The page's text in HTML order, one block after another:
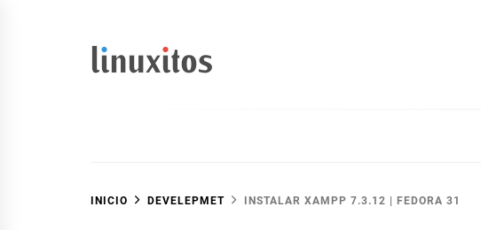
INICIO DEVELEPMET INSTALAR XAMPP 7.3.12 | FEDORA 31